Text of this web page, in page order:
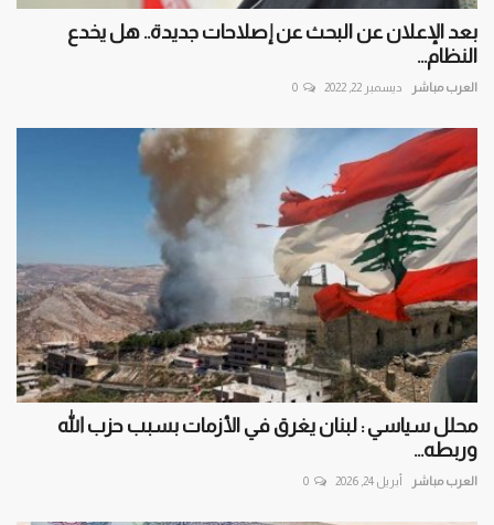
بعد الإعلان عن البحث عن إصلاحات جديدة.. هل يخدع
النظام...
العرب مباشر ديسمبر 22, 2022 0
محلل سياسي : لبنان يغرق في الأزمات بسبب حزب الله
وربطه...
العرب مباشر أبريل 24, 2026 0